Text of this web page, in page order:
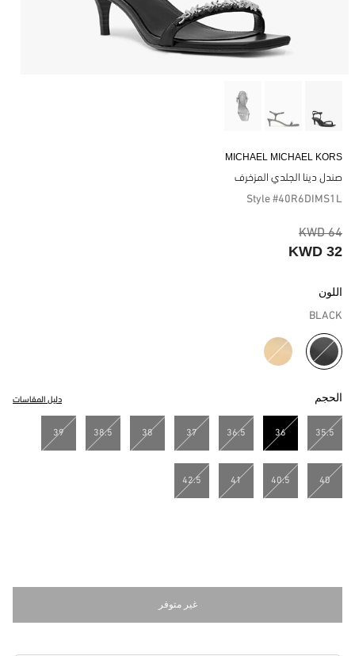
MICHAEL MICHAEL KORS
صندل دينا الجلدي المزخرف
Style #40R6DIMS1L
64 KWD
32 KWD
اللون
BLACK
مختار
الحجم دليل المقاسات
35.5
36
مختار
36.5
37
38
38.5
39
40
40.5
41
42.5
غير متوفر